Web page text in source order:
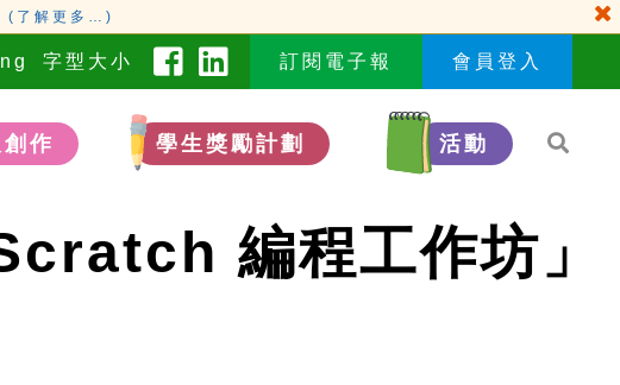
(了解更多…)
字型大小 訂閱電子報 會員登入
作 學生獎勵計劃 活動
編程工作坊」